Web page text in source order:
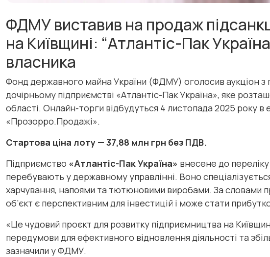
ФДМУ виставив на продаж
на Київщині: “Атлантіс-Пак
власника
Фонд державного майна України (ФДМУ) оголосив аукціон з
дочірньому підприємстві «Атлантіс-Пак Україна», яке
області. Онлайн-торги відбудуться 4 листопада 2025 року в
«Прозорро.Продажі».
Стартова ціна лоту — 37,88 млн грн без ПДВ.
Підприємство «Атлантіс-Пак Україна» внесене до
перебувають у державному управлінні. Воно
харчування, напоями та тютюновими виробами. За словами
об’єкт є перспективним для інвестицій і може стати
«Це чудовий проєкт для розвитку підприємництва на
передумови для ефективного відновлення діяльності та
зазначили у ФДМУ.